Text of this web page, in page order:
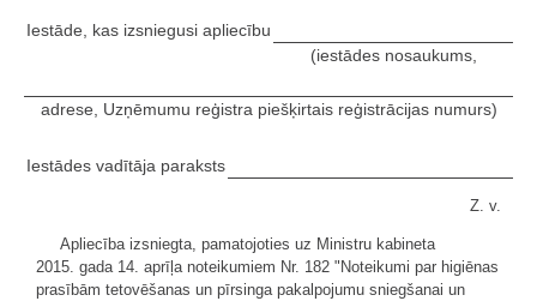
Iestāde, kas izsniegusi apliecību
(iestādes nosaukums,
adrese, Uzņēmumu reģistra piešķirtais reģistrācijas numurs)
Iestādes vadītāja paraksts
Z. v.
Apliecība izsniegta, pamatojoties uz Ministru kabineta
2015. gada 14. aprīļa noteikumiem Nr. 182 "Noteikumi par higiēnas
prasībām tetovēšanas un pīrsinga pakalpojumu sniegšanai un